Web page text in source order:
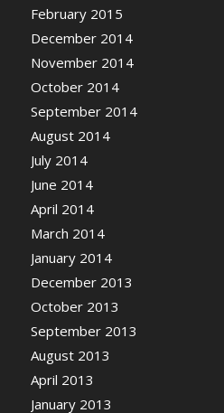
February 2015
December 2014
November 2014
October 2014
September 2014
August 2014
July 2014
June 2014
April 2014
March 2014
January 2014
December 2013
October 2013
September 2013
August 2013
April 2013
January 2013